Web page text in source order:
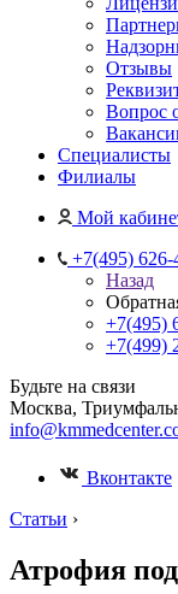
Отзывы
Вопрос
Специалисты
Филиалы
Мой
+7(495) 626-
Назад
+7(495)
+7(499)
Будьте на связи
Москва,
Вконтакте
Статьи ›
Атрофия